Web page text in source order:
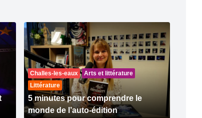
Challes-les-eaux
Arts et littérature
Littérature
5 minutes pour comprendre le
monde de l’auto-édition